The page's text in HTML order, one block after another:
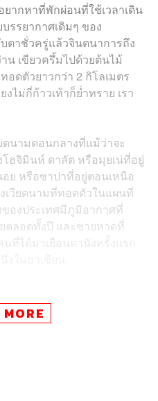
ากหาที่พักผ่อนที่ใช้เวลาเดิน
รรยากาศเดิมๆ ของ
ตาชั่วครู่แล้วจินตนาการถึง
น เขียวครึ้มไปด้วยต้นไม้
ดตัวยาวกว่า 2 กิโลเมตร
ไม่กี่ก้าวเท้าก็ย่ำทราย เรา
ดนามตอนกลางที่แม้ว่าจะ
ฮจิมินห์ ดาลัต หรือมุยเน่ที่อยู่
ย หรือซาปาที่อยู่ตอนเหนือ
วียดนามที่ทอดตัวในแผนที่
องประเทศมีภูมิอากาศที่
ตลอดทั้งปี และชายหาดที่
ได้มาเยือนดานังครั้งแรก
าง ถนนกว้าง และโรงแรม
ดดานัง จุดกึ่งกลางระหว่าง